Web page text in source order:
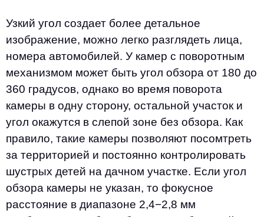
Узкий угол создает более детальное
изображение, можно легко разглядеть лица,
номера автомобилей. У камер с поворотным
механизмом может быть угол обзора от 180 до
360 градусов, однако во время поворота
камеры в одну сторону, остальной участок и
угол окажутся в слепой зоне без обзора. Как
правило, такие камеры позволяют посомтреть
за территорией и постоянно контролировать
шустрых детей на дачном участке. Если угол
обзора камеры не указан, то фокусное
расстояние в диапазоне 2,4−2,8 мм